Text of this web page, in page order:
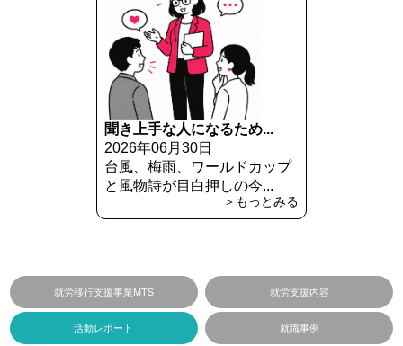
聞き上手な人になるため...
2026年06月30日
台風、梅雨、ワールドカップ
と風物詩が目白押しの今...
＞もっとみる
就労移行支援事業MTS 就労支援内容
活動レポート 就職事例